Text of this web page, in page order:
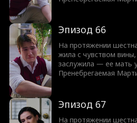
стороны. Но когда к
их кузина Мэдисон,
оборачивается
чтобы умерла она, а
некотором смысле его
когда у Анжелики
Эпизод 66
На протяжении
жила с чувством
заслужила — ее мать
Пренебрегаемая
стороны. Но когда к
их кузина Мэдисон,
оборачивается
Эпизод 67
На протяжении